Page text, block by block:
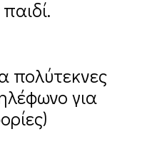
πολύτεκνες
για